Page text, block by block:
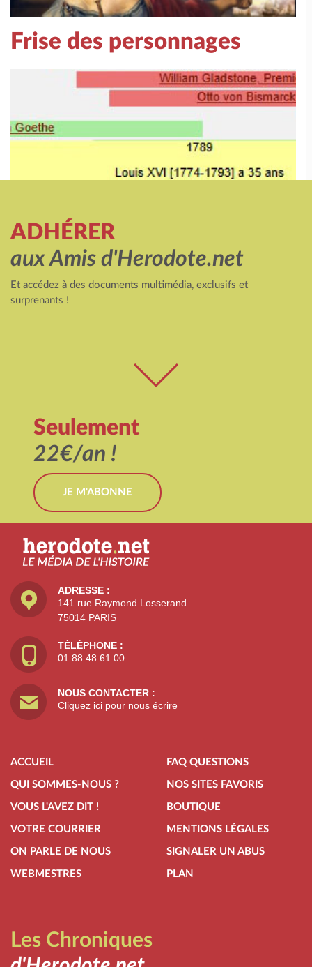
Frise des personnages
ADHÉRER
aux Amis d'Herodote.net
Et accédez à des documents multimédia, exclusifs et
surprenants !
Seulement
22€/an !
JE M'ABONNE
ADRESSE :
141 rue Raymond Losserand
75014 PARIS
TÉLÉPHONE :
01 88 48 61 00
NOUS CONTACTER :
Cliquez ici pour nous écrire
ACCUEIL
QUI SOMMES-NOUS ?
VOUS L'AVEZ DIT !
VOTRE COURRIER
ON PARLE DE NOUS
WEBMESTRES
FAQ QUESTIONS
NOS SITES FAVORIS
BOUTIQUE
MENTIONS LÉGALES
SIGNALER UN ABUS
PLAN
Les Chroniques